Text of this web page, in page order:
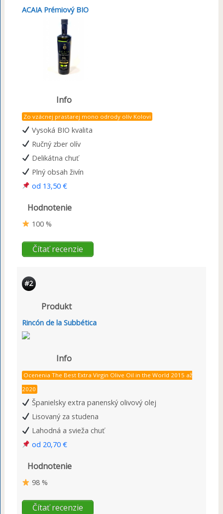
ACAIA Prémiový BIO
Info
Zo vzácnej prastarej mono odrody olív Kolovi
Vysoká BIO kvalita
Ručný zber olív
Delikátna chuť
Plný obsah živín
od 13,50 €
Hodnotenie
100 %
Čítať recenzie
#2
Produkt
Rincón de la Subbética
Info
Ocenenia The Best Extra Virgin Olive Oil in the World 2015 až
2020
Španielsky extra panenský olivový olej
Lisovaný za studena
Lahodná a svieža chuť
od 20,70 €
Hodnotenie
98 %
Čítať recenzie